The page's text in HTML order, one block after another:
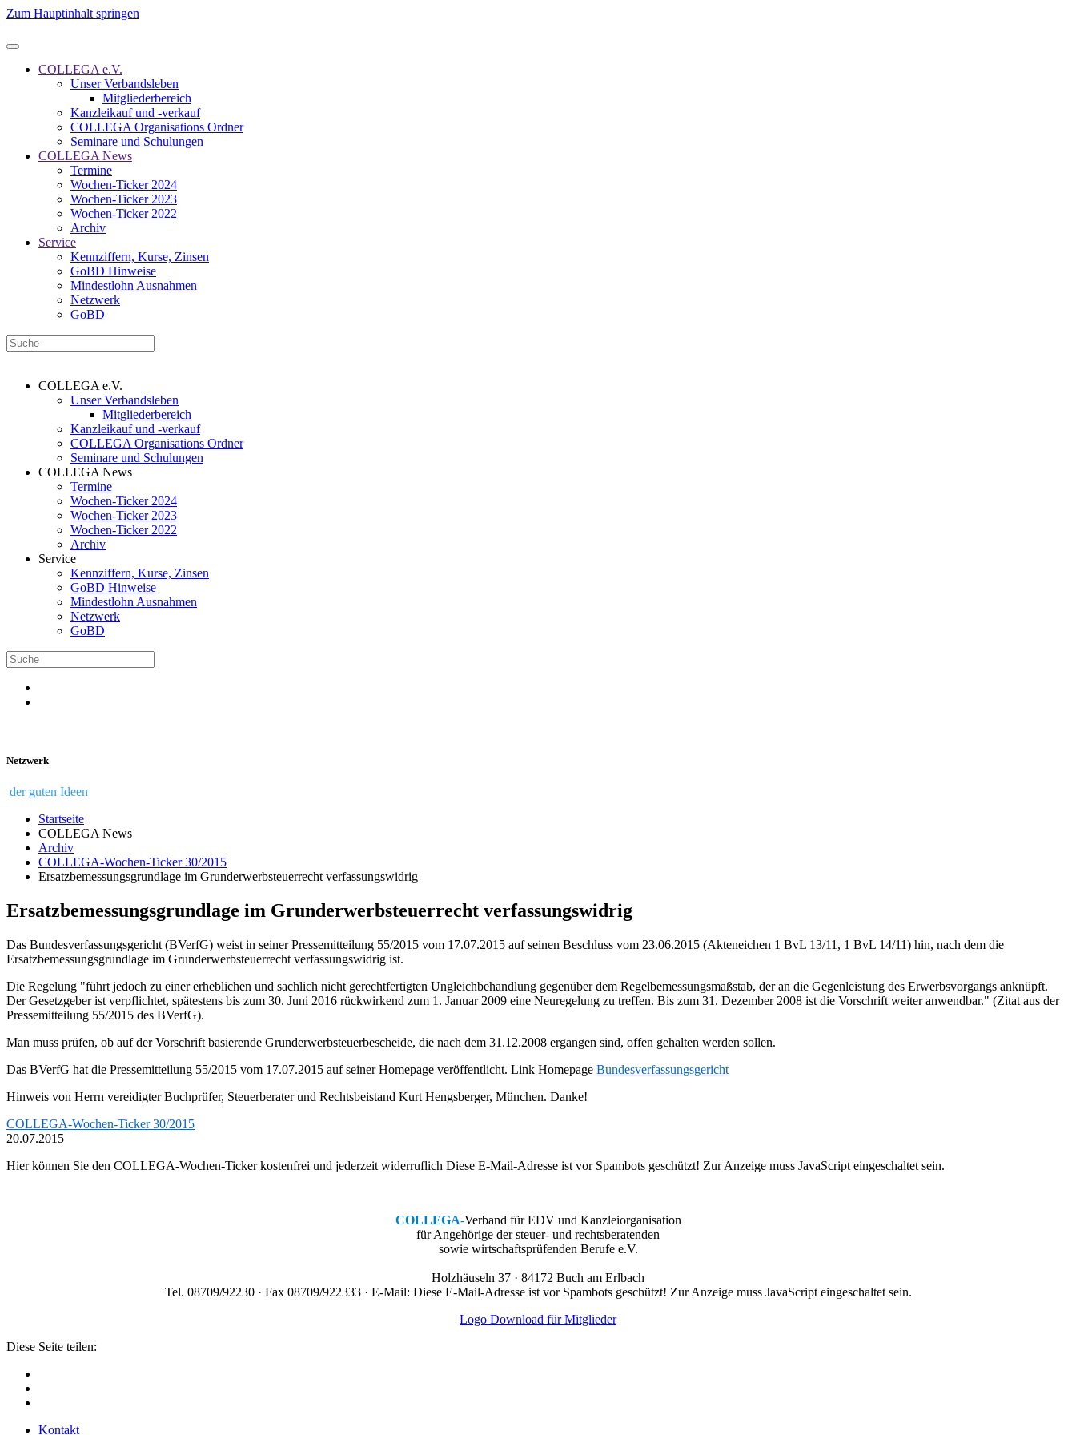
Zum Hauptinhalt springen
COLLEGA e.V.
Unser Verbandsleben
Mitgliederbereich
Kanzleikauf und -verkauf
COLLEGA Organisations Ordner
Seminare und Schulungen
COLLEGA News
Termine
Wochen-Ticker 2024
Wochen-Ticker 2023
Wochen-Ticker 2022
Archiv
Service
Kennziffern, Kurse, Zinsen
GoBD Hinweise
Mindestlohn Ausnahmen
Netzwerk
GoBD
COLLEGA e.V.
Unser Verbandsleben
Mitgliederbereich
Kanzleikauf und -verkauf
COLLEGA Organisations Ordner
Seminare und Schulungen
COLLEGA News
Termine
Wochen-Ticker 2024
Wochen-Ticker 2023
Wochen-Ticker 2022
Archiv
Service
Kennziffern, Kurse, Zinsen
GoBD Hinweise
Mindestlohn Ausnahmen
Netzwerk
GoBD
Netzwerk
der guten Ideen
Startseite
COLLEGA News
Archiv
COLLEGA-Wochen-Ticker 30/2015
Ersatzbemessungsgrundlage im Grunderwerbsteuerrecht verfassungswidrig
Ersatzbemessungsgrundlage im Grunderwerbsteuerrecht verfassungswidrig
Das Bundesverfassungsgericht (BVerfG) weist in seiner Pressemitteilung 55/2015 vom 17.07.2015 auf seinen Beschluss vom 23.06.2015 (Akteneichen 1 BvL 13/11, 1 BvL 14/11) hin, nach dem die
Ersatzbemessungsgrundlage im Grunderwerbsteuerrecht verfassungswidrig ist.
Die Regelung "führt jedoch zu einer erheblichen und sachlich nicht gerechtfertigten Ungleichbehandlung gegenüber dem Regelbemessungsmaßstab, der an die Gegenleistung des Erwerbsvorgangs anknüpft.
Der Gesetzgeber ist verpflichtet, spätestens bis zum 30. Juni 2016 rückwirkend zum 1. Januar 2009 eine Neuregelung zu treffen. Bis zum 31. Dezember 2008 ist die Vorschrift weiter anwendbar." (Zitat aus der
Pressemitteilung 55/2015 des BVerfG).
Man muss prüfen, ob auf der Vorschrift basierende Grunderwerbsteuerbescheide, die nach dem 31.12.2008 ergangen sind, offen gehalten werden sollen.
Das BVerfG hat die Pressemitteilung 55/2015 vom 17.07.2015 auf seiner Homepage veröffentlicht. Link Homepage Bundesverfassungsgericht
Hinweis von Herrn vereidigter Buchprüfer, Steuerberater und Rechtsbeistand Kurt Hengsberger, München. Danke!
COLLEGA-Wochen-Ticker 30/2015
20.07.2015
Hier können Sie den COLLEGA-Wochen-Ticker kostenfrei und jederzeit widerruflich Diese E-Mail-Adresse ist vor Spambots geschützt! Zur Anzeige muss JavaScript eingeschaltet sein.
COLLEGA-Verband für EDV und Kanzleiorganisation
für Angehörige der steuer- und rechtsberatenden
sowie wirtschaftsprüfenden Berufe e.V.
Holzhäuseln 37 · 84172 Buch am Erlbach
Tel. 08709/92230 · Fax 08709/922333 · E-Mail: Diese E-Mail-Adresse ist vor Spambots geschützt! Zur Anzeige muss JavaScript eingeschaltet sein.
Logo Download für Mitglieder
Diese Seite teilen:
Kontakt